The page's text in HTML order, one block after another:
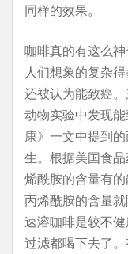
同样的效果。
咖啡真的有这么
人们想象的复杂
还被认为能致癌
动物实验中发现
康》一文中提到
生。根据美国食
烯酰胺的含量有
丙烯酰胺的含量
速溶咖啡是较不
过滤都喝下去了